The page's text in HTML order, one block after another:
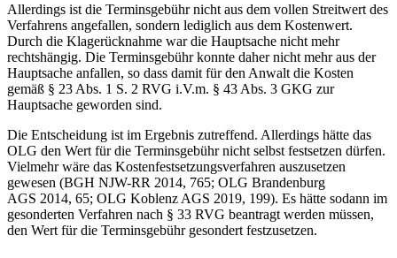
Allerdings ist die Terminsgebühr nicht aus dem vollen Streitwert des
Verfahrens angefallen, sondern lediglich aus dem Kostenwert.
Durch die Klagerücknahme war die Hauptsache nicht mehr
rechtshängig. Die Terminsgebühr konnte daher nicht mehr aus der
Hauptsache anfallen, so dass damit für den Anwalt die Kosten
gemäß § 23 Abs. 1 S. 2 RVG i.V.m. § 43 Abs. 3 GKG zur
Hauptsache geworden sind.
Die Entscheidung ist im Ergebnis zutreffend. Allerdings hätte das
OLG den Wert für die Terminsgebühr nicht selbst festsetzen dürfen.
Vielmehr wäre das Kostenfestsetzungsverfahren auszusetzen
gewesen (BGH NJW-RR 2014, 765; OLG Brandenburg
AGS 2014, 65; OLG Koblenz AGS 2019, 199). Es hätte sodann im
gesonderten Verfahren nach § 33 RVG beantragt werden müssen,
den Wert für die Terminsgebühr gesondert festzusetzen.